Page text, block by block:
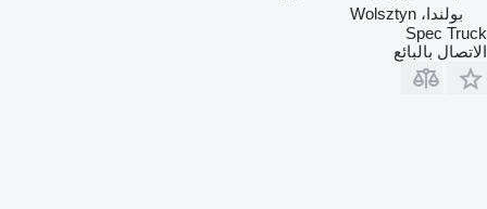
بولندا، Wolsztyn
Spec Truck
الاتصال بالبائع